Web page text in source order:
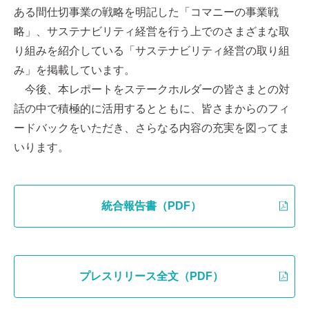
ある間仕切事業の戦略を明記した「コマニーの事業戦
略」、サステナビリティ経営を行う上でのさまざまな取
り組みを紹介している「サステナビリティ経営の取り組
み」を掲載しています。
今後、本レポートをステークホルダーの皆さまとの対
話の中で積極的に活用するとともに、皆さまからのフィ
ードバックをいただき、さらなる内容の充実を図ってま
いります。
統合報告書（PDF）
プレスリリース全文（PDF）